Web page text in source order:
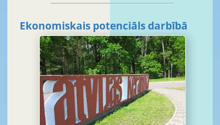
Ekonomiskais potenciāls darbībā